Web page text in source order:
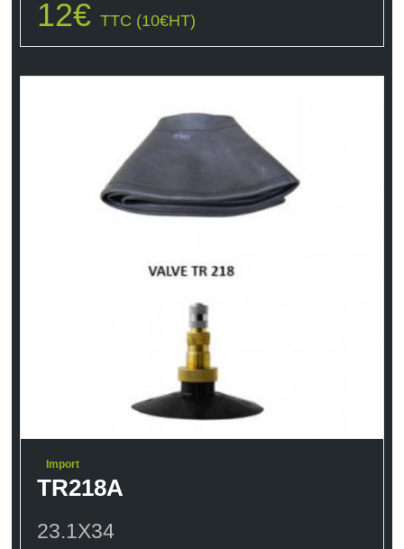
12€ TTC (10€HT)
Import
TR218A
23.1X34